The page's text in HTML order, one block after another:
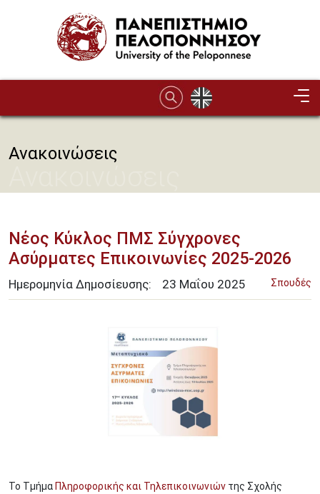
Ανακοινώσεις
Νέος Κύκλος ΠΜΣ Σύγχρονες
Ασύρματες Επικοινωνίες 2025-2026
Σπουδές
Ημερομηνία Δημοσίευσης: 23 Μαΐου 2025
Το Τμήμα Πληροφορικής και Τηλεπικοινωνιών της Σχολής